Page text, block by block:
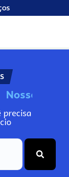
No
precisa